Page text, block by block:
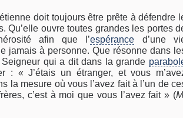
doit toujours être prête à défendre
Qu’elle ouvre toutes grandes les portes
afin que l’espérance d’une
jamais à personne. Que résonne dans
qui a dit dans la grande
: « J’étais un étranger, et vous
la mesure où vous l’avez fait à l’un de
c’est à moi que vous l’avez fait » (